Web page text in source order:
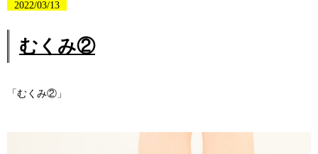
2022/03/13
むくみ②
「むくみ②」